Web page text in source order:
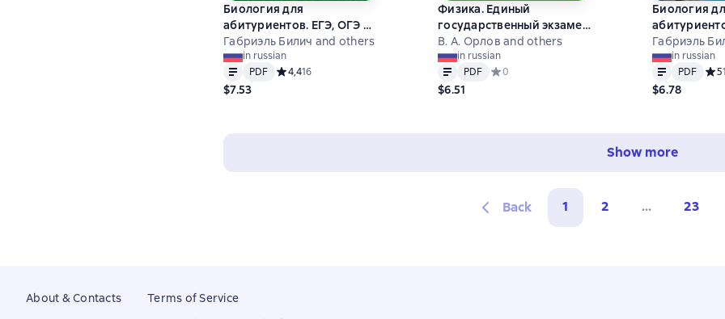
Биология для
абитуриентов. ЕГЭ, ОГЭ и
олимпиады любого
уровня сложности. Том 1.
Основы классификации.
Клетка. Вирусы. Растения.
Габриэль Билич and others
in russian
Text
PDF
PDF Средний рейтинг 4,4 на основе 16 оценок
4,416
$7.53
Физика. Единый
государственный экзамен.
Готовимся к итоговой
аттестации
В. А. Орлов and others
in russian
Text
PDF
PDF Средний рейтинг 0 на основе 0 оценок
0
$6.51
Биология
курс для
олимпиад
городского
Габриэль
in russian
Text
PDF
PDF 51
$6.78
Show more
Back 1 2 ... 23
About & Contacts
Terms of Service